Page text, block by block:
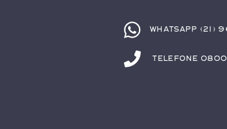
Whatsapp (21)
Telefone 0800